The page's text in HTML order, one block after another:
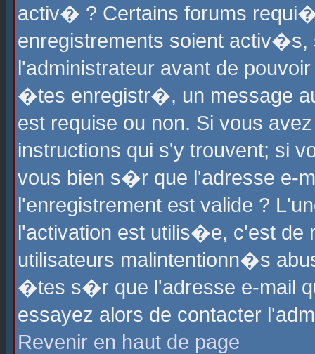
activ� ? Certains forums
enregistrements soient
l'administrateur avant de
�tes enregistr�, un message
est requise ou non. Si vous
instructions qui s'y trouvent; si
vous bien s�r que l'adresse e-
l'enregistrement est valide ?
l'activation est utilis�e, c'est
utilisateurs malintentionn�s
�tes s�r que l'adresse e-mail
essayez alors de contacter
Revenir en haut de page